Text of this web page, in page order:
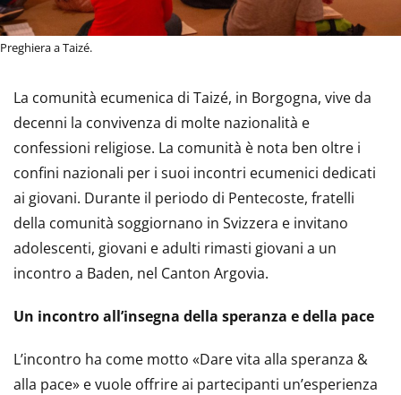
Preghiera a Taizé.
La comunità ecumenica di Taizé, in Borgogna, vive da
decenni la convivenza di molte nazionalità e
confessioni religiose. La comunità è nota ben oltre i
confini nazionali per i suoi incontri ecumenici dedicati
ai giovani. Durante il periodo di Pentecoste, fratelli
della comunità soggiornano in Svizzera e invitano
adolescenti, giovani e adulti rimasti giovani a un
incontro a Baden, nel Canton Argovia.
Un incontro all’insegna della speranza e della pace
L’incontro ha come motto «Dare vita alla speranza &
alla pace» e vuole offrire ai partecipanti un’esperienza